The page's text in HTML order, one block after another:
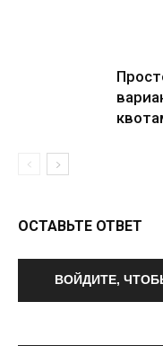
ОСТАВЬТЕ ОТВЕТ
ВОЙДИТЕ,